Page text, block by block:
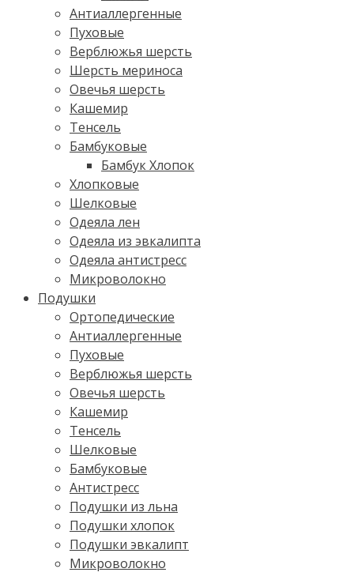
Антиаллергенные
Пуховые
Верблюжья шерсть
Шерсть мериноса
Овечья шерсть
Кашемир
Тенсель
Бамбуковые
Бамбук Хлопок
Хлопковые
Шелковые
Одеяла лен
Одеяла из эвкалипта
Одеяла антистресс
Микроволокно
Подушки
Ортопедические
Антиаллергенные
Пуховые
Верблюжья шерсть
Овечья шерсть
Кашемир
Тенсель
Шелковые
Бамбуковые
Антистресс
Подушки из льна
Подушки хлопок
Подушки эвкалипт
Микроволокно